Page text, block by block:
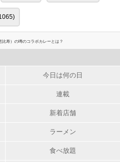
比寿）の噂のコラボカレーとは？
今日は何の日
連載
新着店舗
ラーメン
食べ放題